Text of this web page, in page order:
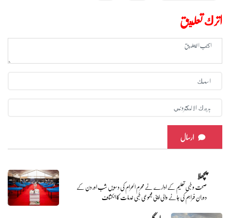
اترك تعليق
ارسال
پچھلا
صحت و طبی تعلیم کے ادارے نے محرم الحرام کی دسویں شب اور دن کے
دوران فراہم کی جانے والی اپنی مجموعی طبی خدمات کا انکشاف